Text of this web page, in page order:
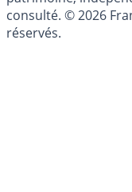
conseillé
patrimoine,
consulté. © 2026